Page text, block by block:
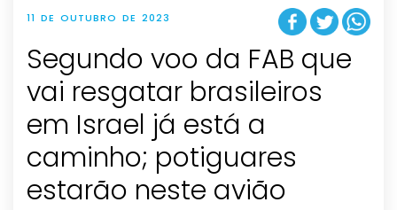
11 DE OUTUBRO DE 2023
Segundo voo da FAB que
vai resgatar brasileiros
em Israel já está a
caminho; potiguares
estarão neste avião